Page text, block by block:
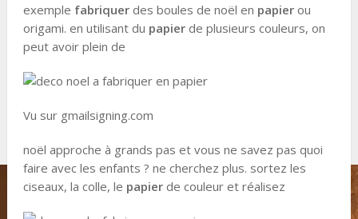
exemple fabriquerdes boules de noël en papierou
origami. en utilisant du papierde plusieurs couleurs, on
peut avoir plein de
Vu sur gmailsigning.com
noël approche à grands pas et vous ne savez pas quoi
faire avec les enfants ? ne cherchez plus. sortez les
ciseaux, la colle, le papierde couleur et réalisez